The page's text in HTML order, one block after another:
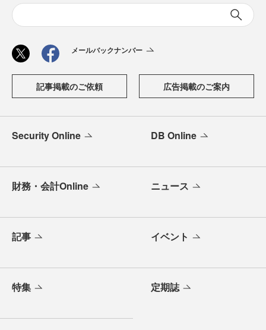
メールバックナンバー
記事掲載のご依頼 広告掲載のご案内
Security Online DB Online
財務・会計Online ニュース
記事 イベント
特集 定期誌